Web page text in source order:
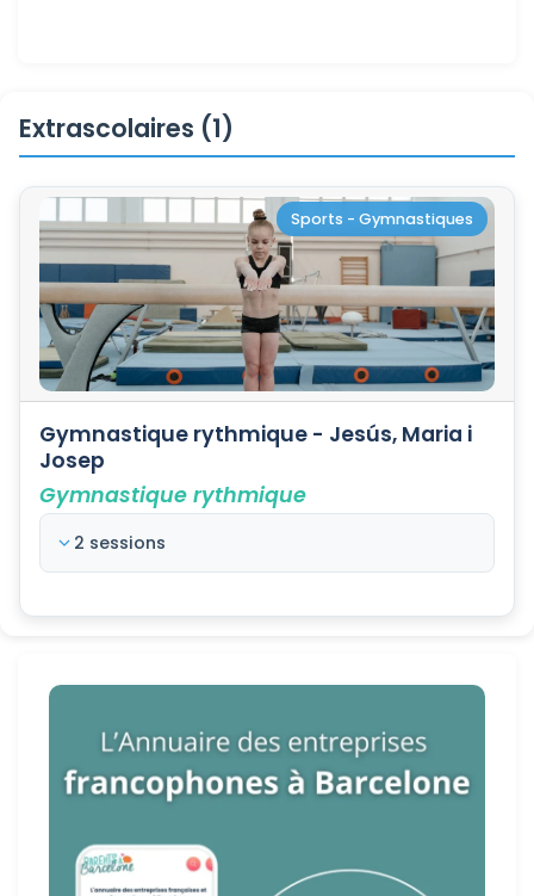
Extrascolaires (1)
Sports - Gymnastiques
Gymnastique rythmique - Jesús, Maria i
Josep
Gymnastique rythmique
2 sessions